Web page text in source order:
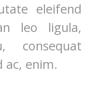
eleifend
leo ligula,
consequat
ac, enim.